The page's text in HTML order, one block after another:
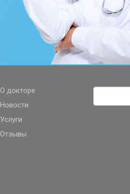
О докторе
Новости
Услуги
Отзывы
Найти: